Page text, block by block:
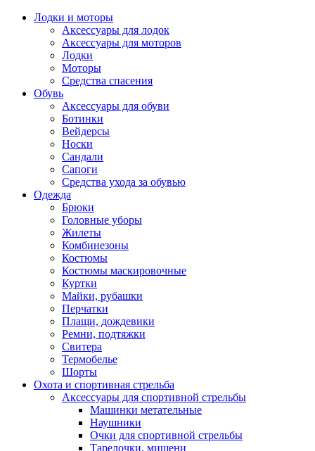
Лодки и моторы
Аксессуары для лодок
Аксессуары для моторов
Лодки
Моторы
Средства спасения
Обувь
Аксессуары для обуви
Ботинки
Вейдерсы
Носки
Сандали
Сапоги
Средства ухода за обувью
Одежда
Брюки
Головные уборы
Жилеты
Комбинезоны
Костюмы
Костюмы маскировочные
Куртки
Майки, рубашки
Перчатки
Плащи, дождевики
Ремни, подтяжки
Свитера
Термобелье
Шорты
Охота и спортивная стрельба
Аксессуары для спортивной стрельбы
Машинки метательные
Наушники
Очки для спортивной стрельбы
Тарелочки, мишени